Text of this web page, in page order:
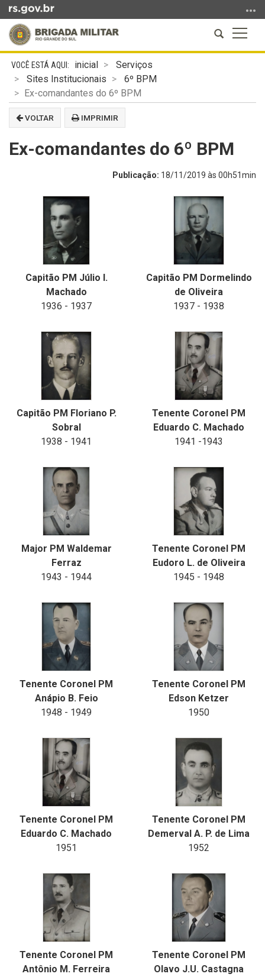
para
conteúdo
para
menu
a
Abrir
a
Início
conteúdo
inicial
Serviços
Sites Institucionais
6º BPM
Ex-comandantes do 6º BPM
VOLTAR IMPRIMIR
Ex-comandantes do 6º BPM
Publicação: 18/11/2019 às 00h51min
Capitão PM Júlio I.
Machado
1936 - 1937
Capitão PM Dormelindo
de Oliveira
1937 - 1938
Capitão PM Floriano P.
Sobral
1938 - 1941
Tenente Coronel PM
Eduardo C. Machado
1941 -1943
Major PM Waldemar
Ferraz
1943 - 1944
Tenente Coronel PM
Eudoro L. de Oliveira
1945 - 1948
Tenente Coronel PM
Anápio B. Feio
1948 - 1949
Tenente Coronel PM
Edson Ketzer
1950
Tenente Coronel PM
Eduardo C. Machado
1951
Tenente Coronel PM
Demerval A. P. de Lima
1952
Tenente Coronel PM
Antônio M. Ferreira
Tenente Coronel PM
Olavo J.U. Castagna